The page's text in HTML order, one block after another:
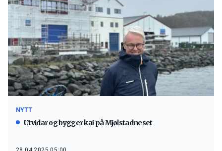
NYTT
Utvidar og bygger kai på Mjølstadneset